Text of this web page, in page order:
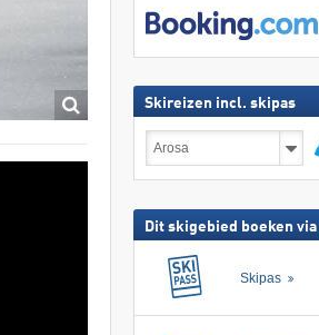
Skireizen incl. skipas
incl.
Dit skigebied boeken
Skipas